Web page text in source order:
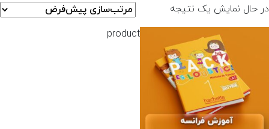
در حال نمایش یک نتیجه
product